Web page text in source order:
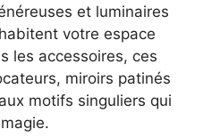
et luminaires
votre espace
les accessoires, ces
miroirs patinés
motifs singuliers qui